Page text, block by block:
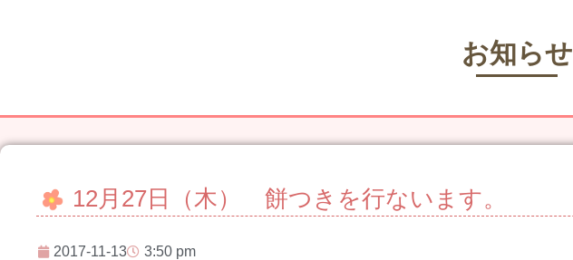
お知らせ
12月27日（木） 餅つきを行ないます。
2017-11-13 3:50 pm